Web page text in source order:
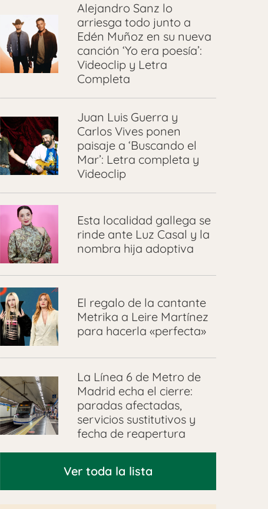
Alejandro Sanz lo
arriesga todo junto a
Edén Muñoz en su nueva
canción ‘Yo era poesía’:
Videoclip y Letra
Completa
Juan Luis Guerra y
Carlos Vives ponen
paisaje a ‘Buscando el
Mar’: Letra completa y
Videoclip
Esta localidad gallega se
rinde ante Luz Casal y la
nombra hija adoptiva
El regalo de la cantante
Metrika a Leire Martínez
para hacerla «perfecta»
La Línea 6 de Metro de
Madrid echa el cierre:
paradas afectadas,
servicios sustitutivos y
fecha de reapertura
Ver toda la lista